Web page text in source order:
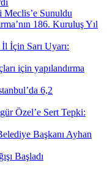
Meclis’e Sunuldu
186. Kuruluş Yıl
İçin Sarı Uyarı:
için yapılandırma
6,2
Özel’e Sert Tepki:
Başkanı Ayhan
Başladı